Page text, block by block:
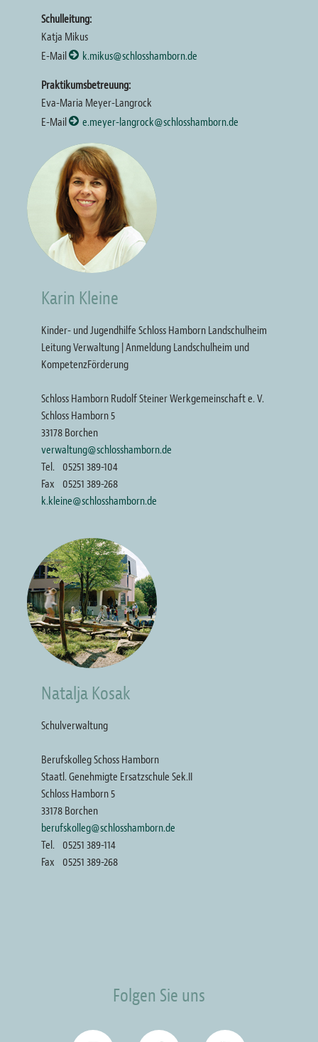
Schulleitung:
Katja Mikus
E-Mail
k.mikus@schlosshamborn.de
Praktikumsbetreuung:
Eva-Maria Meyer-Langrock
E-Mail
e.meyer-langrock@schlosshamborn.de
Karin Kleine
Kinder- und Jugendhilfe Schloss Hamborn Landschulheim
Leitung Verwaltung | Anmeldung Landschulheim und
KompetenzFörderung
Schloss Hamborn Rudolf Steiner Werkgemeinschaft e. V.
Schloss Hamborn 5
33178 Borchen
verwaltung@schlosshamborn.de
Tel.
05251 389-104
Fax
05251 389-268
k.kleine@schlosshamborn.de
Natalja Kosak
Schulverwaltung
Berufskolleg Schoss Hamborn
Staatl. Genehmigte Ersatzschule Sek.II
Schloss Hamborn 5
33178 Borchen
berufskolleg@schlosshamborn.de
Tel.
05251 389-114
Fax
05251 389-268
Folgen Sie uns